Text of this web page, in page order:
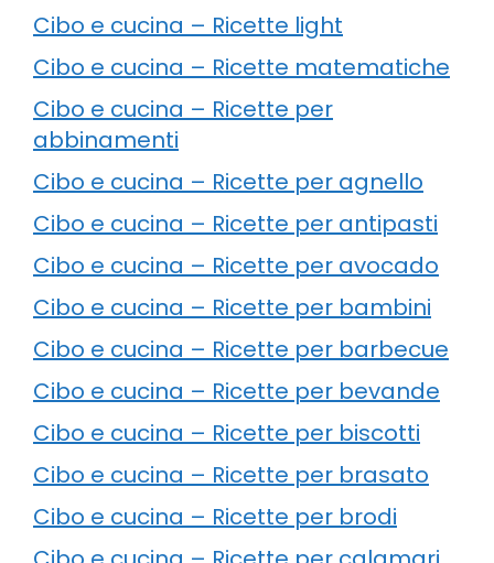
Cibo e cucina – Ricette light
Cibo e cucina – Ricette matematiche
Cibo e cucina – Ricette per
abbinamenti
Cibo e cucina – Ricette per agnello
Cibo e cucina – Ricette per antipasti
Cibo e cucina – Ricette per avocado
Cibo e cucina – Ricette per bambini
Cibo e cucina – Ricette per barbecue
Cibo e cucina – Ricette per bevande
Cibo e cucina – Ricette per biscotti
Cibo e cucina – Ricette per brasato
Cibo e cucina – Ricette per brodi